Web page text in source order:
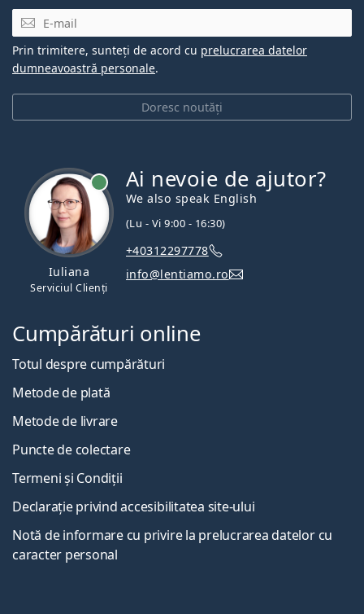
E-mail
Doresc noutăți
Prin trimitere, sunteți de acord cu prelucrarea datelor
dumneavoastră personale.
Iuliana
Serviciul Clienți
Ai nevoie de ajutor?
We also speak English
(Lu - Vi 9:00 - 16:30)
+40312297778
info@lentiamo.ro
Cumpărături online
Totul despre cumpărături
Metode de plată
Metode de livrare
Puncte de colectare
Termeni și Condiții
Declarație privind accesibilitatea site-ului
Notă de informare cu privire la prelucrarea datelor cu
caracter personal